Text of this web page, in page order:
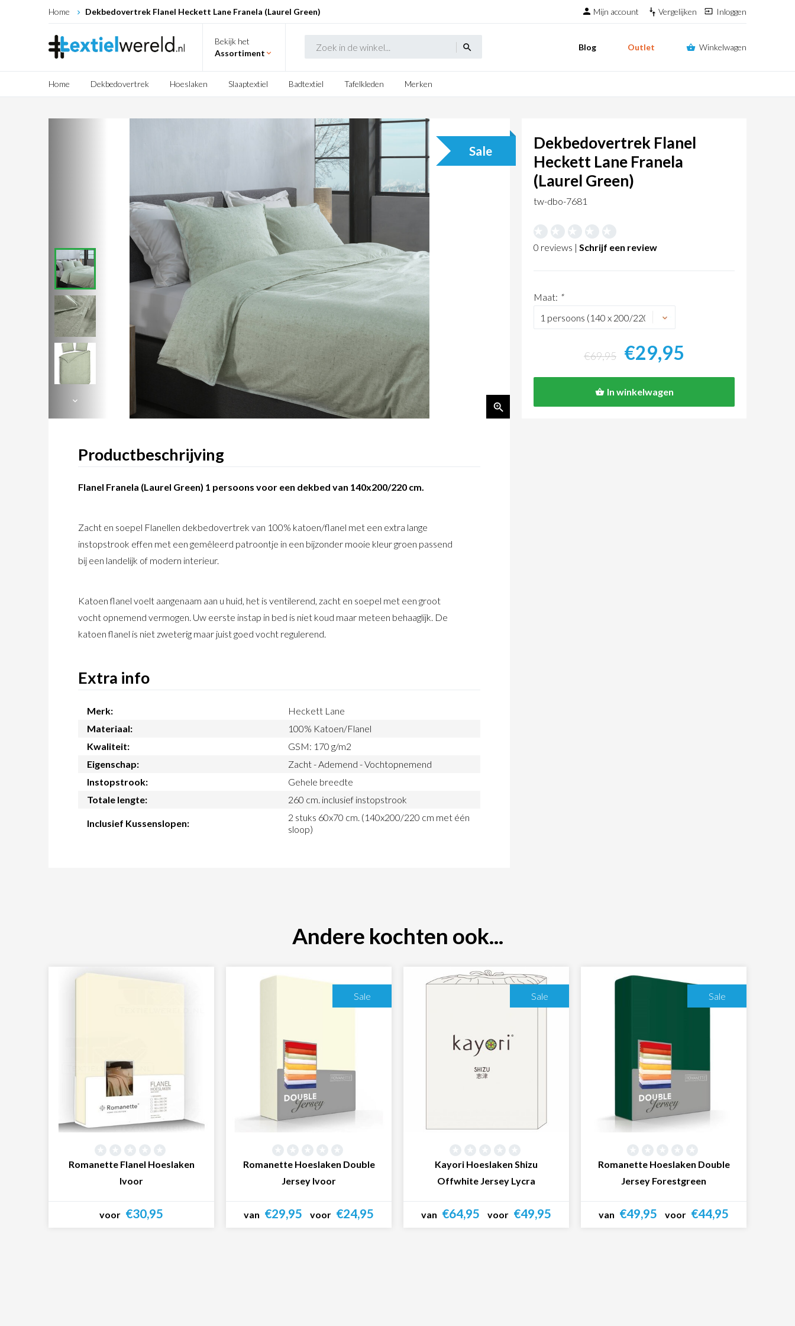
Home Dekbedovertrek Flanel Heckett Lane Franela (Laurel Green) Mijn account Vergelijken Inloggen
Bekijk het
Assortiment
search Blog Outlet Winkelwagen
Home Dekbedovertrek Hoeslaken Slaaptextiel Badtextiel Tafelkleden Merken
Sale
Productbeschrijving
Flanel Franela (Laurel Green) 1 persoons voor een dekbed van 140x200/220 cm.
Zacht en soepel Flanellen dekbedovertrek van 100% katoen/flanel met een extra lange
instopstrook effen met een gemêleerd patroontje in een bijzonder mooie kleur groen passend
bij een landelijk of modern interieur.
Katoen flanel voelt aangenaam aan u huid, het is ventilerend, zacht en soepel met een groot
vocht opnemend vermogen. Uw eerste instap in bed is niet koud maar meteen behaaglijk. De
katoen flanel is niet zweterig maar juist goed vocht regulerend.
Extra info
Merk:
Heckett Lane
Materiaal:
100% Katoen/Flanel
Kwaliteit:
GSM: 170 g/m2
Eigenschap:
Zacht - Ademend - Vochtopnemend
Instopstrook:
Gehele breedte
Totale lengte:
260 cm. inclusief instopstrook
Inclusief Kussenslopen:
2 stuks 60x70 cm. (140x200/220 cm met één
sloop)
Dekbedovertrek Flanel
Heckett Lane Franela
(Laurel Green)
tw-dbo-7681
0 reviews | Schrijf een review
Maat: *
€69,95 €29,95
In winkelwagen
Andere kochten ook...
Romanette Flanel Hoeslaken
Ivoor
voor €30,95
Sale
Romanette Hoeslaken Double
Jersey Ivoor
van €29,95 voor €24,95
Sale
Kayori Hoeslaken Shizu
Offwhite Jersey Lycra
van €64,95 voor €49,95
Sale
Romanette Hoeslaken Double
Jersey Forestgreen
van €49,95 voor €44,95